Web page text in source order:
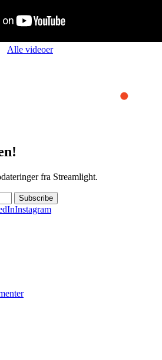
Alle videoer
fra Streamlight.
Subscribe
Instagram